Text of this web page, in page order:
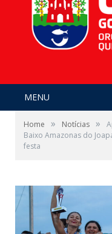
MENU
Home » Notícias »
Baixo Amazonas do
festa